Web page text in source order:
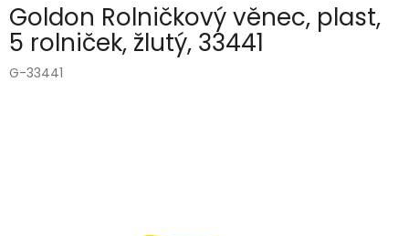
Goldon Rolničkový věnec, plast,
5 rolniček, žlutý, 33441
G-33441